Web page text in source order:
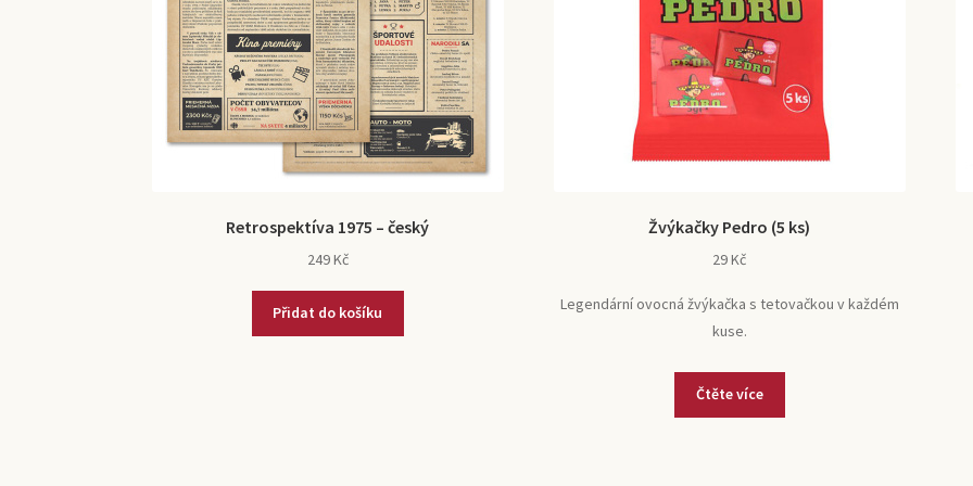
Retrospektíva 1975 – český
249Kč
Přidat do košíku
Žvýkačky Pedro (5 ks)
29Kč
Legendární ovocná žvýkačka s tetovačkou v každém
kuse.
Čtěte více